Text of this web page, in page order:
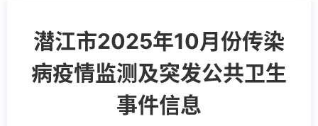
潜江市2025年10月份传染
病疫情监测及突发公共卫生
事件信息